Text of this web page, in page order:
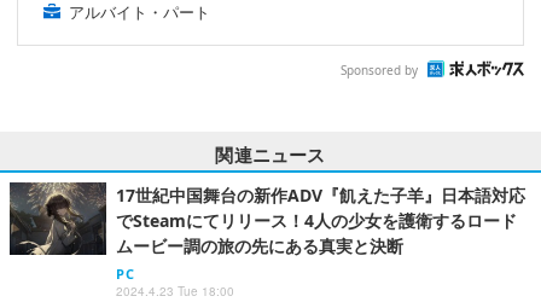
アルバイト・パート
Sponsored by
関連ニュース
17世紀中国舞台の新作ADV『飢えた子羊』日本語対応
でSteamにてリリース！4人の少女を護衛するロード
ムービー調の旅の先にある真実と決断
PC
2024.4.23 Tue 18:00